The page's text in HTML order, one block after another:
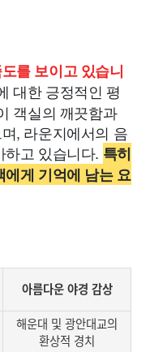
를 보이고 있습니
대한 긍정적인 평
객실의 깨끗함과
, 라운지에서의 음
하고 있습니다. 특히
게 기억에 남는 요
아름다운 야경 감상
해운대 및 광안대교의
환상적 경치